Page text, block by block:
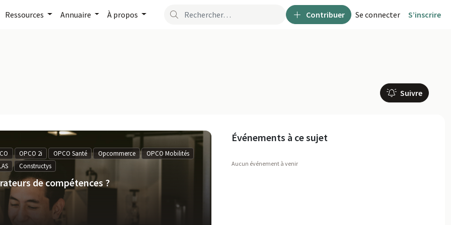
Contribuer Se connecter S’inscrire
Ressources Annuaire À propos
Suivre
OPCO 2i OPCO Santé Opcommerce
OPCO Mobilités
Constructys
de compétences ?
Événements à ce sujet
Aucun événement à venir